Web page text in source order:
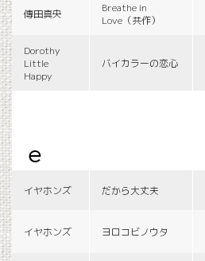
傳田真央
Breathe in
Love（共作）
Dorothy
Little
Happy
バイカラーの恋心
e
イヤホンズ だから大丈夫
イヤホンズ ヨロコビノウタ